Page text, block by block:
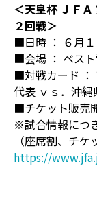
＜天皇杯 ＪＦ
２回戦＞
■日時 ： ６月１
■会場 ： ベス
■対戦カード
代表 ｖｓ．沖縄
■チケット販売
※試合情報につ
（座席割、チ
https://